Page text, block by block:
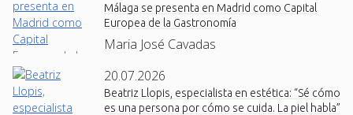
Málaga se presenta en Madrid como Capital
Europea de la Gastronomía
Maria José Cavadas
20.07.2026
Beatriz Llopis, especialista en estética: “Sé cómo
es una persona por cómo se cuida. La piel habla”